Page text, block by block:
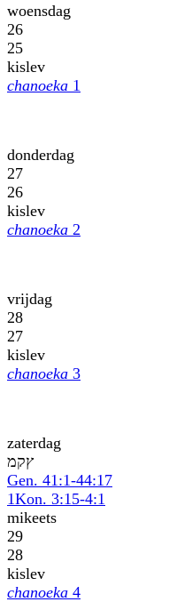
woensdag
26
25
kislev
chanoeka 1
donderdag
27
26
kislev
chanoeka 2
vrijdag
28
27
kislev
chanoeka 3
zaterdag
מקץ
Gen. 41:1-44:17
1Kon. 3:15-4:1
mikeets
29
28
kislev
chanoeka 4